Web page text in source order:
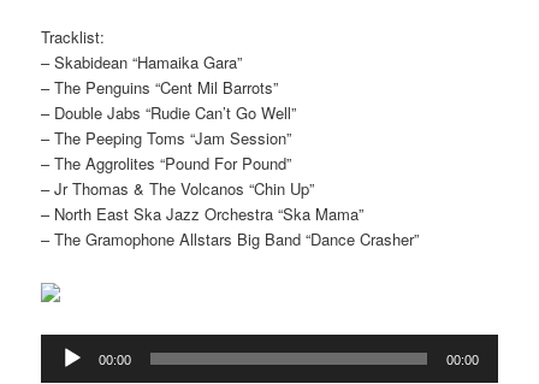
Tracklist:
– Skabidean “Hamaika Gara”
– The Penguins “Cent Mil Barrots”
– Double Jabs “Rudie Can’t Go Well”
– The Peeping Toms “Jam Session”
– The Aggrolites “Pound For Pound”
– Jr Thomas & The Volcanos “Chin Up”
– North East Ska Jazz Orchestra “Ska Mama”
– The Gramophone Allstars Big Band “Dance Crasher”
Reproductor
d'àudio
00:00 00:00